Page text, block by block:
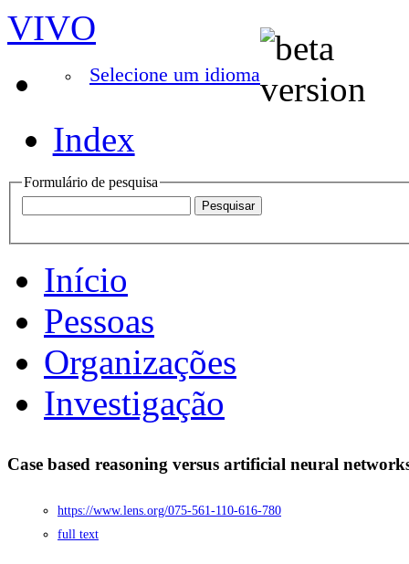
VIVO
Selecione um idioma
Index
Formulário de pesquisa
Início
Pessoas
Organizações
Investigação
Case based reasoning versus artificial neural
https://www.lens.org/075-561-110-616-780
full text